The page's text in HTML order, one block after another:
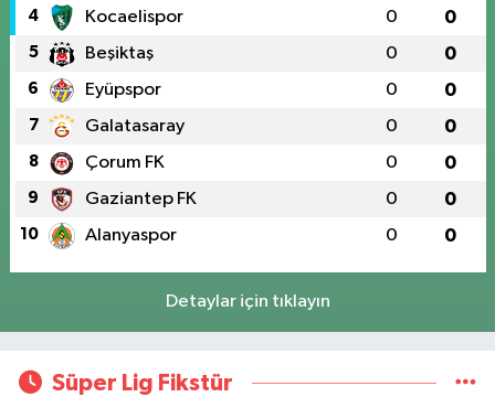
4 Kocaelispor 0 0
5 Beşiktaş 0 0
6 Eyüpspor 0 0
7 Galatasaray 0 0
8 Çorum FK 0 0
9 Gaziantep FK 0 0
10 Alanyaspor 0 0
Detaylar için tıklayın
Süper Lig Fikstür